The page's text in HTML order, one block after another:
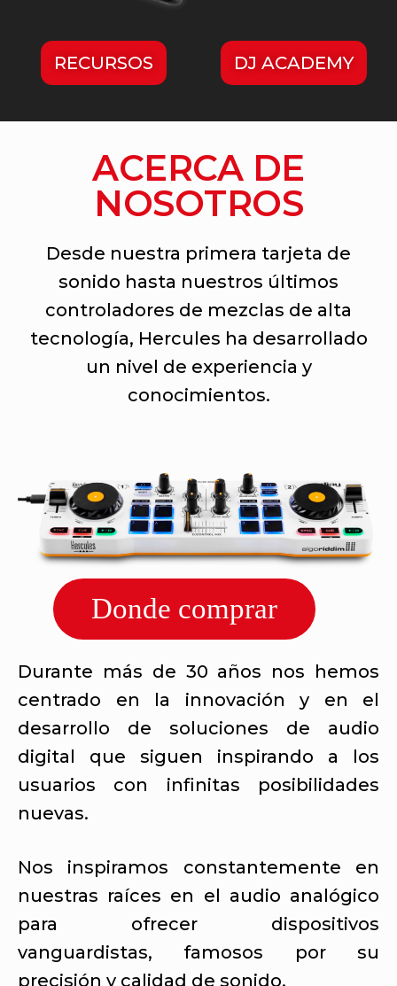
RECURSOS DJ ACADEMY
ACERCA DE
NOSOTROS
Desde nuestra primera tarjeta de
sonido hasta nuestros últimos
controladores de mezclas de alta
tecnología, Hercules ha desarrollado
un nivel de experiencia y
conocimientos.
Donde comprar
Durante más de 30 años nos hemos
centrado en la innovación y en el
desarrollo de soluciones de audio
digital que siguen inspirando a los
usuarios con infinitas posibilidades
nuevas.
Nos inspiramos constantemente en
nuestras raíces en el audio analógico
para ofrecer dispositivos
vanguardistas, famosos por su
precisión y calidad de sonido.